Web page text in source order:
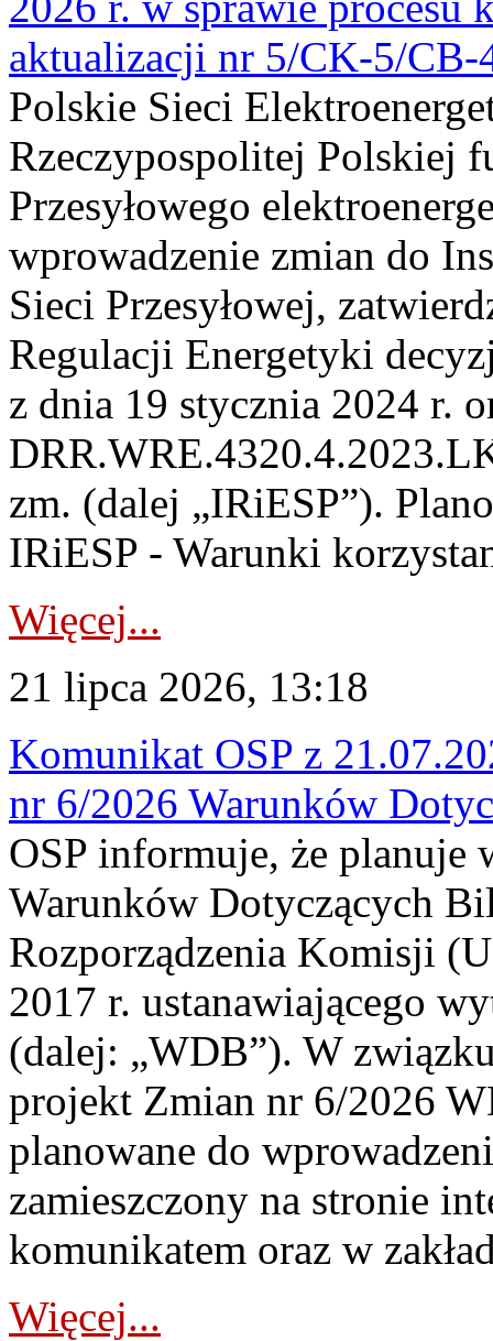
aktualizacji nr 5/CK-5/CB-
Polskie Sieci
Rzeczypospolitej Polskiej
Przesyłowego
wprowadzenie zmian do
Sieci Przesyłowej,
Regulacji Energetyki
z dnia 19 stycznia 2024 r.
zm. (dalej „IRiESP”).
IRiESP - Warunki
Więcej...
21 lipca 2026, 13:18
Komunikat OSP z
nr 6/2026 Warunków
OSP informuje, że planuje
Warunków Dotyczących
Rozporządzenia Komisji
2017 r. ustanawiającego
(dalej: „WDB”). W
projekt Zmian nr 6/2026
planowane do
zamieszczony na stronie
komunikatem oraz w
Więcej...